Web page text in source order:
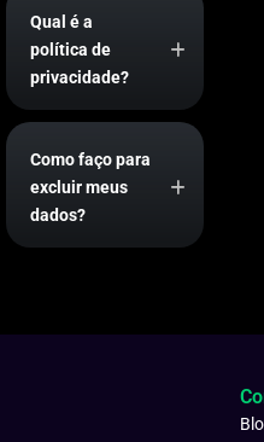
Qual é a
política de
privacidade?
Como faço para
excluir meus
dados?